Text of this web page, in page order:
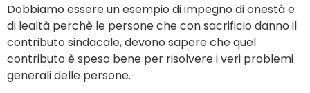
Dobbiamo essere un esempio di impegno di onestà e
di lealtà perchè le persone che con sacrificio danno il
contributo sindacale, devono sapere che quel
contributo è speso bene per risolvere i veri problemi
generali delle persone.